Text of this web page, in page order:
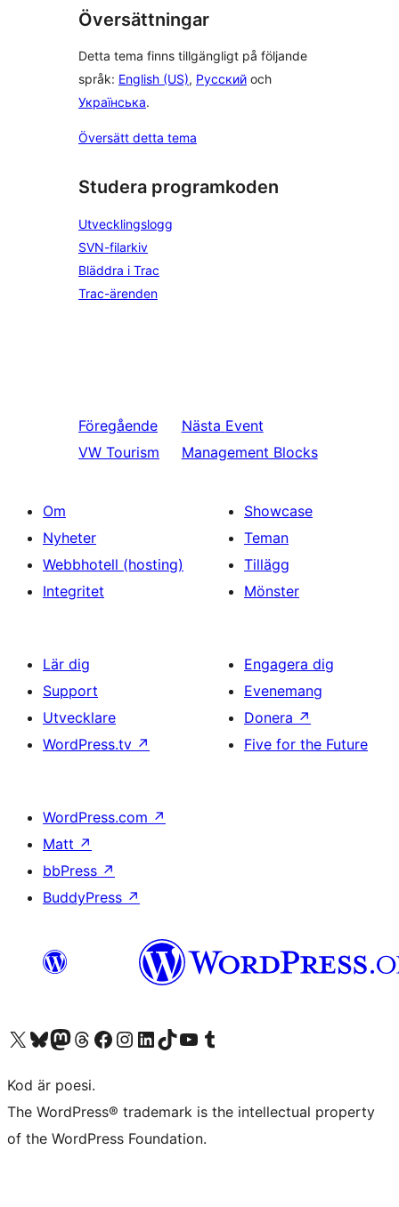
Översättningar
Detta tema finns tillgängligt på följande
språk: English (US), Русский och
Українська.
Översätt detta tema
Studera programkoden
Utvecklingslogg
SVN-filarkiv
Bläddra i Trac
Trac-ärenden
Föregående
VW Tourism
Nästa Event
Management Blocks
Om
Nyheter
Webbhotell (hosting)
Integritet
Showcase
Teman
Tillägg
Mönster
Lär dig
Support
Utvecklare
WordPress.tv ↗
Engagera dig
Evenemang
Donera ↗
Five for the Future
WordPress.com ↗
Matt ↗
bbPress ↗
BuddyPress ↗
Besök vår X-konto (f.d. Twitter)
Besök vårt Bluesky-konto
Besök vårt Mastodon-konto
Besök vårt Thread-konto
Besök vår Facebook-sidaBesök vårt Instagram-konto
Besök vårt LinkedIn-konto
Besök vårt TikTok-konto
Besök vår YouTube-kanalBesök vårt Tumblr-konto
Kod är poesi.
The WordPress® trademark is the intellectual property
of the WordPress Foundation.